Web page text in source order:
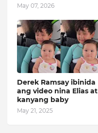
May 07, 2026
Derek Ramsay ibinida
ang video nina Elias at
kanyang baby
May 21, 2025